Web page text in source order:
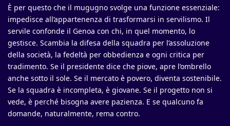
È per questo che il mugugno svolge una funzione essenziale:
impedisce all’appartenenza di trasformarsi in servilismo. Il
servile confonde il Genoa con chi, in quel momento, lo
gestisce. Scambia la difesa della squadra per l’assoluzione
della società, la fedeltà per obbedienza e ogni critica per
tradimento. Se il presidente dice che piove, apre l’ombrello
anche sotto il sole. Se il mercato è povero, diventa sostenibile.
Se la squadra è incompleta, è giovane. Se il progetto non si
vede, è perché bisogna avere pazienza. E se qualcuno fa
domande, naturalmente, rema contro.